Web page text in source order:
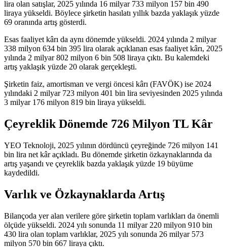
lira olan satışlar, 2025 yılında 16 milyar 733 milyon 157 bin 490
liraya yükseldi. Böylece şirketin hasılatı yıllık bazda yaklaşık yüzde
69 oranında artış gösterdi.
Esas faaliyet kârı da aynı dönemde yükseldi. 2024 yılında 2 milyar
338 milyon 634 bin 395 lira olarak açıklanan esas faaliyet kârı, 2025
yılında 2 milyar 802 milyon 6 bin 508 liraya çıktı. Bu kalemdeki
artış yaklaşık yüzde 20 olarak gerçekleşti.
Şirketin faiz, amortisman ve vergi öncesi kârı (FAVÖK) ise 2024
yılındaki 2 milyar 723 milyon 401 bin lira seviyesinden 2025 yılında
3 milyar 176 milyon 819 bin liraya yükseldi.
Çeyreklik Dönemde 726 Milyon TL Kâr
YEO Teknoloji, 2025 yılının dördüncü çeyreğinde 726 milyon 141
bin lira net kâraçıkladı. Bu dönemde şirketin özkaynaklarında da
artış yaşandı ve çeyreklik bazda yaklaşık yüzde 19 büyüme
kaydedildi.
Varlık ve Özkaynaklarda Artış
Bilançoda yer alan verilere göre şirketin toplam varlıkları da önemli
ölçüde yükseldi. 2024 yılı sonunda 11 milyar 220 milyon 910 bin
430 lira olan toplam varlıklar, 2025 yılı sonunda 26 milyar 573
milyon 570 bin 667 liraya çıktı.